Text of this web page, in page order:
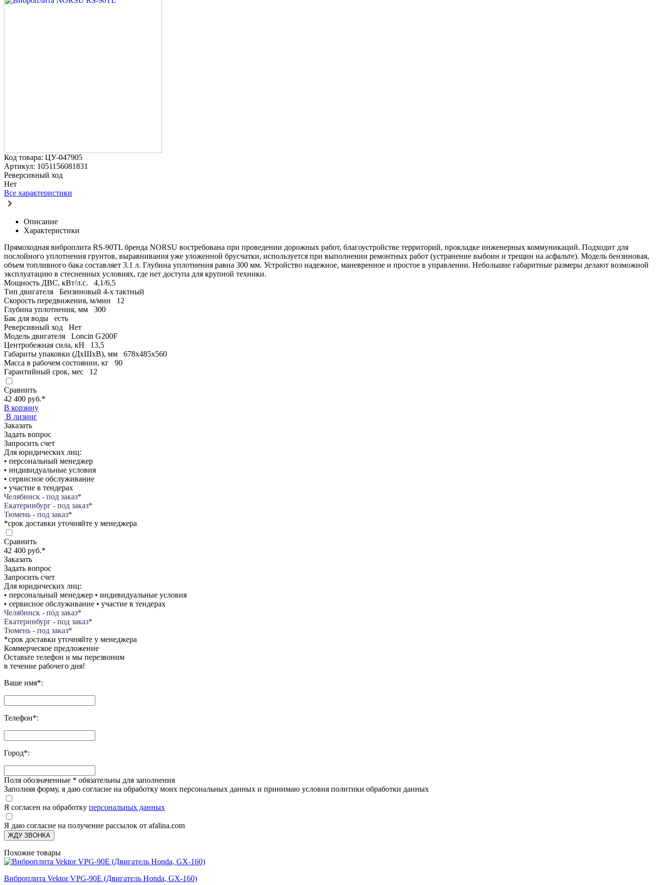
Код товара: ЦУ-047905
Артикул: 1051156081831
Реверсивный ход
Нет
Все характеристики
Описание
Характеристики
Прямоходная виброплита RS-90TL бренда NORSU востребована при проведении дорожных работ, благоустройстве территорий, прокладке инженерных коммуникаций. Подходит для
послойного уплотнения грунтов, выравнивания уже уложенной брусчатки, используется при выполнении ремонтных работ (устранение выбоин и трещин на асфальте). Модель бензиновая,
объем топливного бака составляет 3.1 л. Глубина уплотнения равна 300 мм. Устройство надежное, маневренное и простое в управлении. Небольшие габаритные размеры делают возможной
эксплуатацию в стесненных условиях, где нет доступа для крупной техники.
Мощность ДВС, кВт/л.с.
4,1/6,5
Тип двигателя
Бензиновый 4-х тактный
Скорость передвижения, м/мин
12
Глубина уплотнения, мм
300
Бак для воды
есть
Реверсивный ход
Нет
Модель двигателя
Loncin G200F
Центробежная сила, кН
13,5
Габариты упаковки (ДхШхВ), мм
678х485х560
Масса в рабочем состоянии, кг
90
Гарантийный срок, мес
12
Сравнить
42 400 руб.*
В корзину
В лизинг
Заказать
Задать вопрос
Запросить счет
Для юридических лиц:
• персональный менеджер
• индивидуальные условия
• сервисное обслуживание
• участие в тендерах
Челябинск - под заказ*
Екатеринбург - под заказ*
Тюмень - под заказ*
*срок доставки уточняйте у менеджера
Сравнить
42 400 руб.*
Заказать
Задать вопрос
Запросить счет
Для юридических лиц:
• персональный менеджер • индивидуальные условия
• сервисное обслуживание • участие в тендерах
Челябинск - под заказ*
Екатеринбург - под заказ*
Тюмень - под заказ*
*срок доставки уточняйте у менеджера
Коммерческое предложение
Оставьте телефон и мы перезвоним
в течение рабочего дня!
Ваше имя*:
Телефон*:
Город*:
Поля обозначенные * обязательны для заполнения
Заполняя форму, я даю согласие на обработку моих персональных данных и принимаю условия политики обработки данных
Я согласен на обработку персональных данных
Я даю согласие на получение рассылок от afalina.com
ЖДУ ЗВОНКА
Похожие товары
Виброплита Vektor VPG-90E (Двигатель Honda, GX-160)